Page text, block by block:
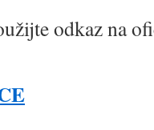
odkaz na